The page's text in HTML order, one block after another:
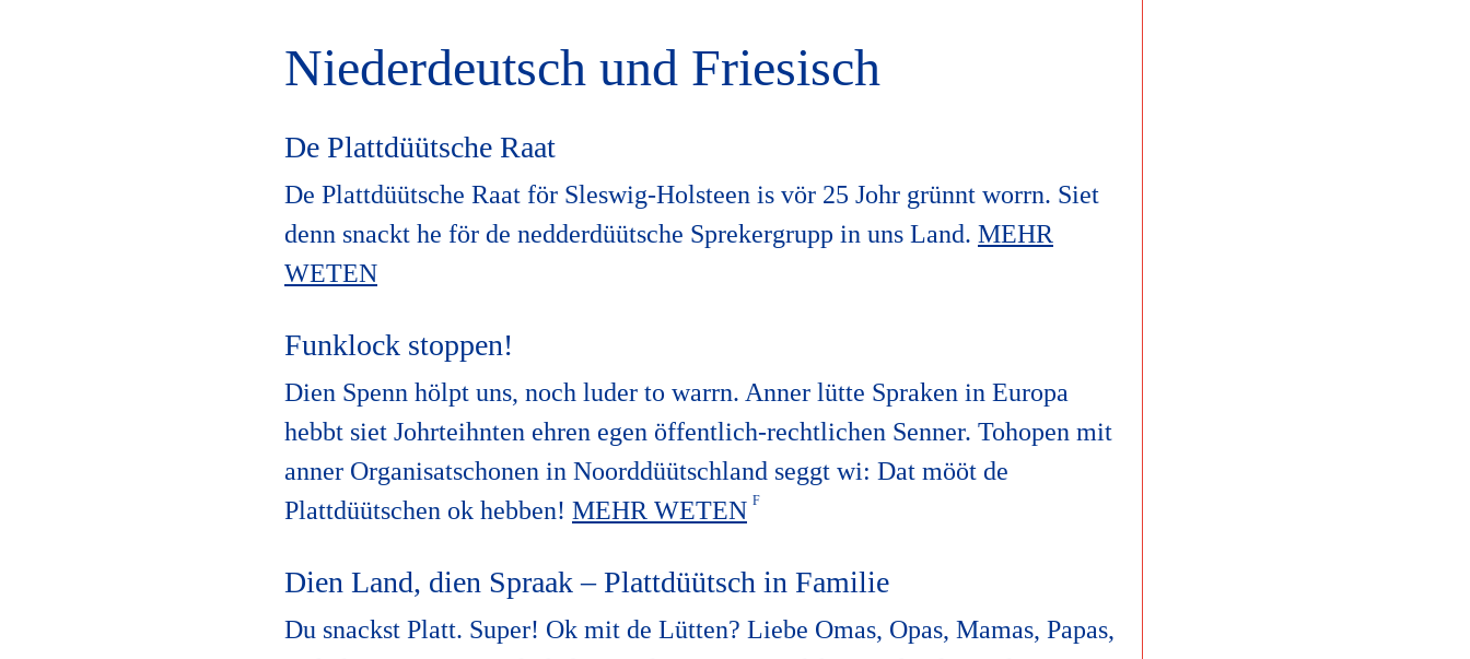
Niederdeutsch und Friesisch
De Plattdüütsche Raat
De Plattdüütsche Raat för Sleswig-Holsteen is vör 25 Johr grünnt worrn. Siet
denn snackt he för de nedderdüütsche Sprekergrupp in uns Land. MEHR
WETEN
Funklock stoppen!
Dien Spenn hölpt uns, noch luder to warrn. Anner lütte Spraken in Europa
hebbt siet Johrteihnten ehren egen öffentlich-rechtlichen Senner. Tohopen mit
anner Organisatschonen in Noorddüütschland seggt wi: Dat mööt de
Plattdüütschen ok hebben! MEHR WETEN
Dien Land, dien Spraak – Plattdüütsch in Familie
Du snackst Platt. Super! Ok mit de Lütten? Liebe Omas, Opas, Mamas, Papas,